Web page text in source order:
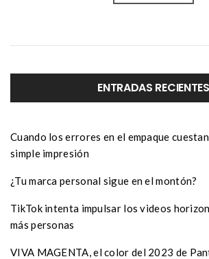
ENTRADAS RECIENTES
Cuando los errores en el empaque
simple impresión
¿Tu marca personal sigue en el montón?
TikTok intenta impulsar los videos
más personas
VIVA MAGENTA, el color del 2023 de